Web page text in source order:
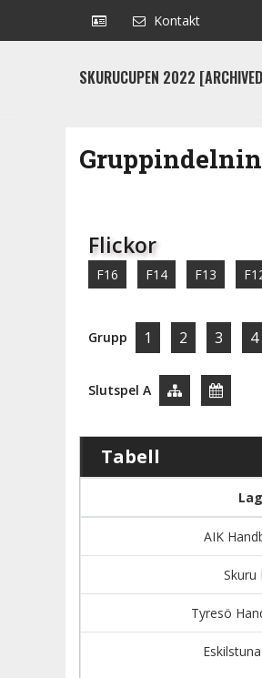
Kontakt
SKURUCUPEN 2022
Flickor
F16 F14 F13
Grupp 1 2 3 4
Slutspel A
Tabell
Lag
AIK
Skuru
Tyresö